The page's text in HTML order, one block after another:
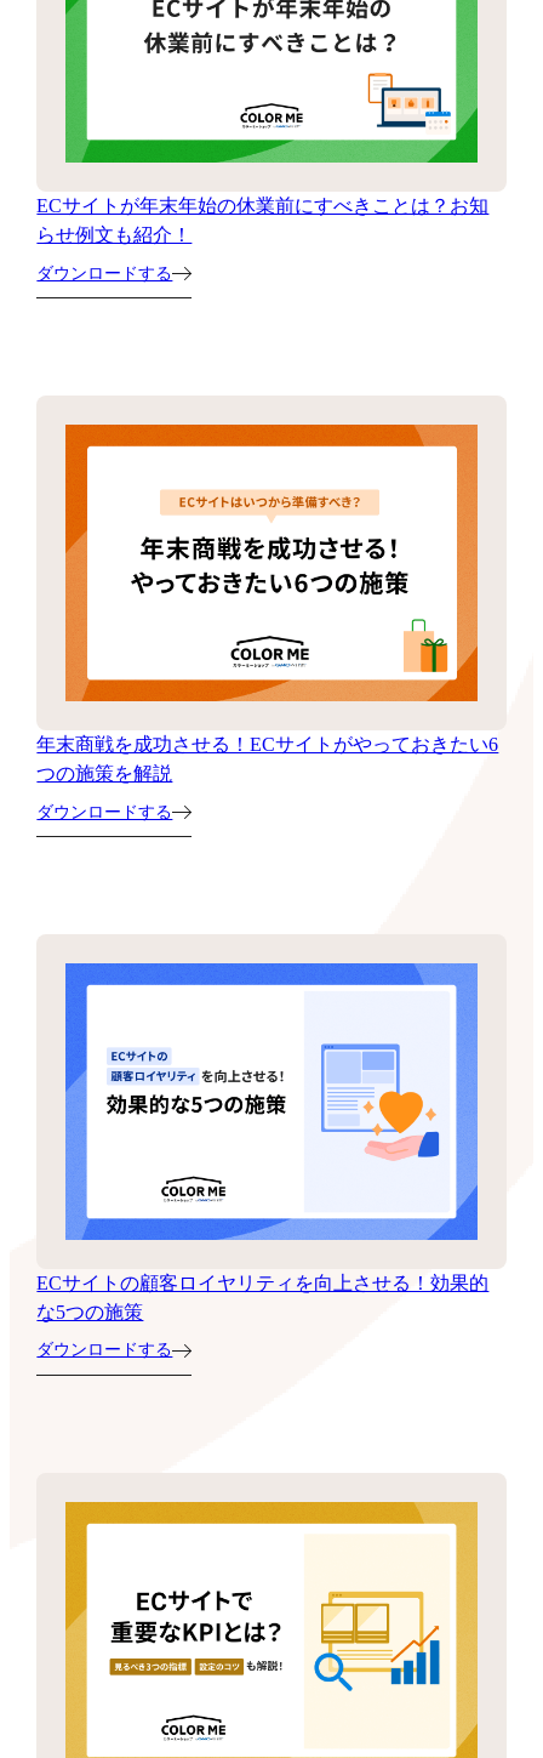
ECサイトが年末年始の休業前にすべきことは？お知
らせ例文も紹介！
ダウンロードする
年末商戦を成功させる！ECサイトがやっておきたい6
つの施策を解説
ダウンロードする
ECサイトの顧客ロイヤリティを向上させる！効果的
な5つの施策
ダウンロードする